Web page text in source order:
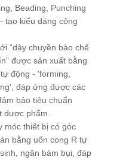
Beading, Punching
tạo kiểu dáng công
“dây chuyền bào chế
được sản xuất bằng
động - 'forming,
đáp ứng được các
bảo tiêu chuẩn
dược phẩm.
móc thiết bị có góc
bằng uốn cong R tự
ngăn bám bụi, đáp